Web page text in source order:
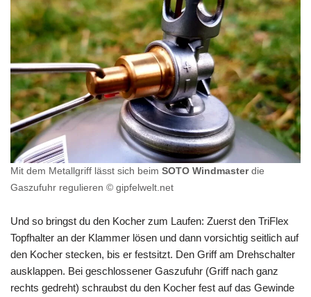
Mit dem Metallgriff lässt sich beim SOTO Windmasterdie
Gaszufuhr regulieren © gipfelwelt.net
Und so bringst du den Kocher zum Laufen: Zuerst den TriFlex
Topfhalter an der Klammer lösen und dann vorsichtig seitlich auf
den Kocher stecken, bis er festsitzt. Den Griff am Drehschalter
ausklappen. Bei geschlossener Gaszufuhr (Griff nach ganz
rechts gedreht) schraubst du den Kocher fest auf das Gewinde